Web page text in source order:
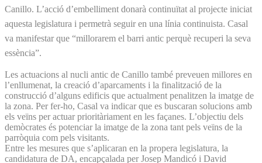
Canillo. L’acció d’embelliment donarà continuïtat al projecte iniciat
aquesta legislatura i permetrà seguir en una línia continuista. Casal
va manifestar que “millorarem el barri antic perquè recuperi la seva
essència”.
Les actuacions al nucli antic de Canillo també preveuen millores en
l’enllumenat, la creació d’aparcaments i la finalització de la
construcció d’alguns edificis que actualment penalitzen la imatge de
la zona. Per fer-ho, Casal va indicar que es buscaran solucions amb
els veïns per actuar prioritàriament en les façanes. L’objectiu dels
demòcrates és potenciar la imatge de la zona tant pels veïns de la
parròquia com pels visitants.
Entre les mesures que s’aplicaran en la propera legislatura, la
candidatura de DA, encapçalada per Josep Mandicó i David